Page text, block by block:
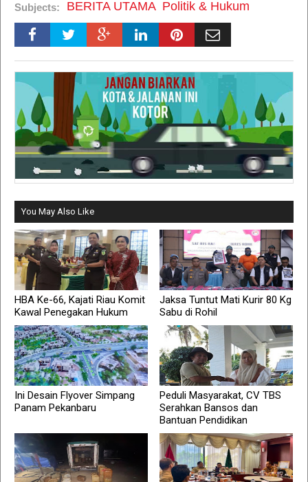
Subjects: BERITA UTAMA Politik & Hukum
You May Also Like
HBA Ke-66, Kajati Riau Komit
Kawal Penegakan Hukum
Jaksa Tuntut Mati Kurir 80 Kg
Sabu di Rohil
Ini Desain Flyover Simpang
Panam Pekanbaru
Peduli Masyarakat, CV TBS
Serahkan Bansos dan
Bantuan Pendidikan